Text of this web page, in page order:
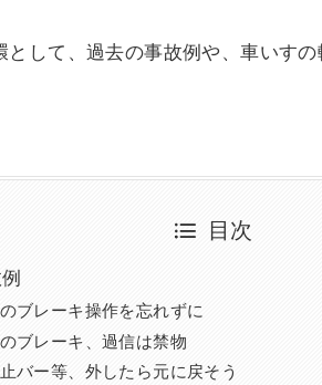
して、過去の事故例や、車いす
目次
ブレーキ操作を忘れずに
ブレーキ、過信は禁物
バー等、外したら元に戻そう